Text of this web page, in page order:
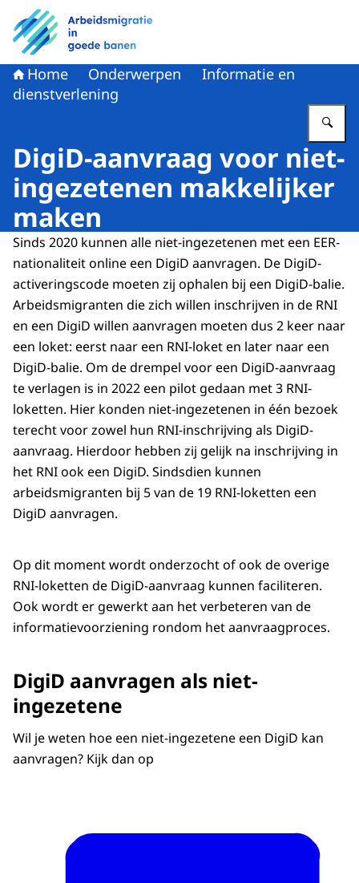
Naar de homepage van Arbeidsmigratie in goede banen
Home Onderwerpen
Informatie en
dienstverlening
DigiD-aanvraag voor niet-
ingezetenen makkelijker
maken
Sinds 2020 kunnen alle niet-ingezetenen met een EER-
nationaliteit online een DigiD aanvragen. De DigiD-
activeringscode moeten zij ophalen bij een DigiD-balie.
Arbeidsmigranten die zich willen inschrijven in de RNI
en een DigiD willen aanvragen moeten dus 2 keer naar
een loket: eerst naar een RNI-loket en later naar een
DigiD-balie. Om de drempel voor een DigiD-aanvraag
te verlagen is in 2022 een pilot gedaan met 3 RNI-
loketten. Hier konden niet-ingezetenen in één bezoek
terecht voor zowel hun RNI-inschrijving als DigiD-
aanvraag. Hierdoor hebben zij gelijk na inschrijving in
het RNI ook een DigiD. Sindsdien kunnen
arbeidsmigranten bij 5 van de 19 RNI-loketten een
DigiD aanvragen.
Op dit moment wordt onderzocht of ook de overige
RNI-loketten de DigiD-aanvraag kunnen faciliteren.
Ook wordt er gewerkt aan het verbeteren van de
informatievoorziening rondom het aanvraagproces.
DigiD aanvragen als niet-
ingezetene
Wil je weten hoe een niet-ingezetene een DigiD kan
aanvragen? Kijk dan op